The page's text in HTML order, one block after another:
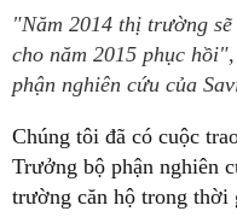
"Năm 2014 thị trường
cho năm 2015 phục
phận nghiên cứu của
Chúng tôi đã có cuộc
Trưởng bộ phận nghiên
trường căn hộ trong thời